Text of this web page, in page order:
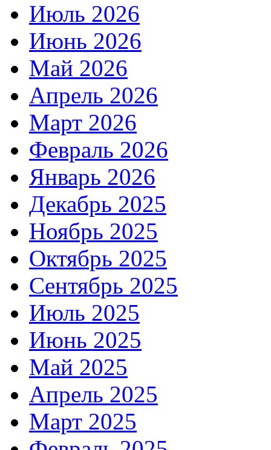
Июль 2026
Июнь 2026
Май 2026
Апрель 2026
Март 2026
Февраль 2026
Январь 2026
Декабрь 2025
Ноябрь 2025
Октябрь 2025
Сентябрь 2025
Июль 2025
Июнь 2025
Май 2025
Апрель 2025
Март 2025